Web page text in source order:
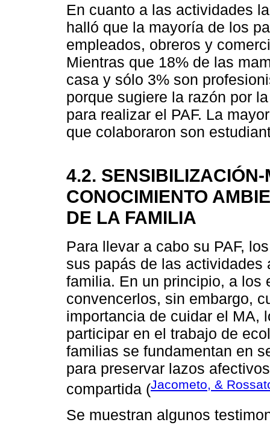
En cuanto a las actividades
halló que la mayoría de los
empleados, obreros y
Mientras que 18% de las
casa y sólo 3% son
porque sugiere la razón por
para realizar el PAF. La
que colaboraron son
4.2. SENSIBILIZACIÓN-
CONOCIMIENTO
DE LA FAMILIA
Para llevar a cabo su PAF,
sus papás de las
familia. En un principio, a los
convencerlos, sin embargo,
importancia de cuidar el MA,
participar en el trabajo de
familias se fundamentan en
para preservar lazos
compartida (Jacometo, &
Se muestran algunos